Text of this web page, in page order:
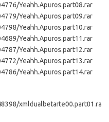
Yeahh.Apuros.part08.rar
Yeahh.Apuros.part09.rar
Yeahh.Apuros.part10.rar
Yeahh.Apuros.part11.rar
Yeahh.Apuros.part12.rar
Yeahh.Apuros.part13.rar
Yeahh.Apuros.part14.rar
xmldualbetarte00.part01.ra